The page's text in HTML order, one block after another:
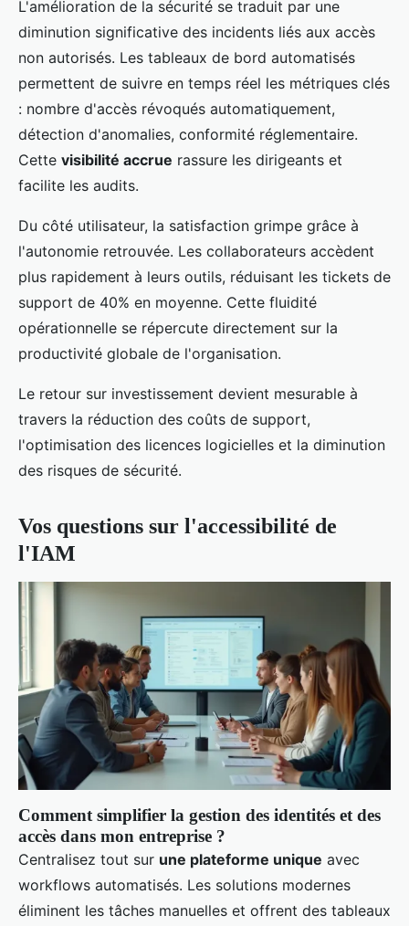
L'amélioration de la sécurité se traduit par une
diminution significative des incidents liés aux accès
non autorisés. Les tableaux de bord automatisés
permettent de suivre en temps réel les métriques clés
: nombre d'accès révoqués automatiquement,
détection d'anomalies, conformité réglementaire.
Cette visibilité accrue rassure les dirigeants et
facilite les audits.
Du côté utilisateur, la satisfaction grimpe grâce à
l'autonomie retrouvée. Les collaborateurs accèdent
plus rapidement à leurs outils, réduisant les tickets de
support de 40% en moyenne. Cette fluidité
opérationnelle se répercute directement sur la
productivité globale de l'organisation.
Le retour sur investissement devient mesurable à
travers la réduction des coûts de support,
l'optimisation des licences logicielles et la diminution
des risques de sécurité.
Vos questions sur l'accessibilité de
l'IAM
Comment simplifier la gestion des identités et des
accès dans mon entreprise ?
Centralisez tout sur une plateforme unique avec
workflows automatisés. Les solutions modernes
éliminent les tâches manuelles et offrent des tableaux